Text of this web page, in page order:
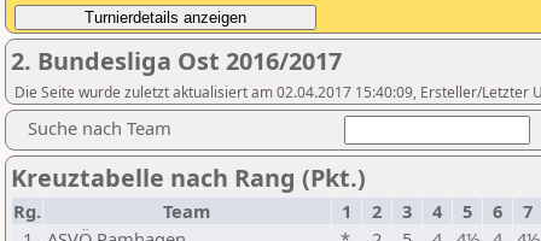
2. Bundesliga Ost 2016/2017
Die Seite wurde zuletzt aktualisiert am 02.04.2017 15:40:09, Ersteller/Letzter
Suche nach Team
Kreuztabelle nach Rang (Pkt.)
Rg. Team 1 2 3 4 5 6
7